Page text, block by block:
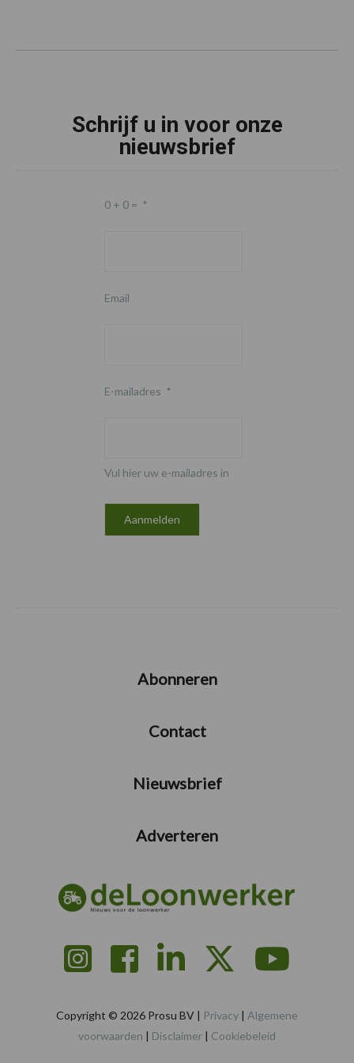
Schrijf u in voor onze
nieuwsbrief
0 + 0 = *
Email
E-mailadres *
Vul hier uw e-mailadres in
Abonneren
Contact
Nieuwsbrief
Adverteren
Copyright © 2026 Prosu BV | Privacy | Algemene
voorwaarden | Disclaimer | Cookiebeleid